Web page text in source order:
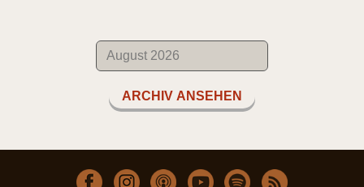
ARCHIV ANSEHEN